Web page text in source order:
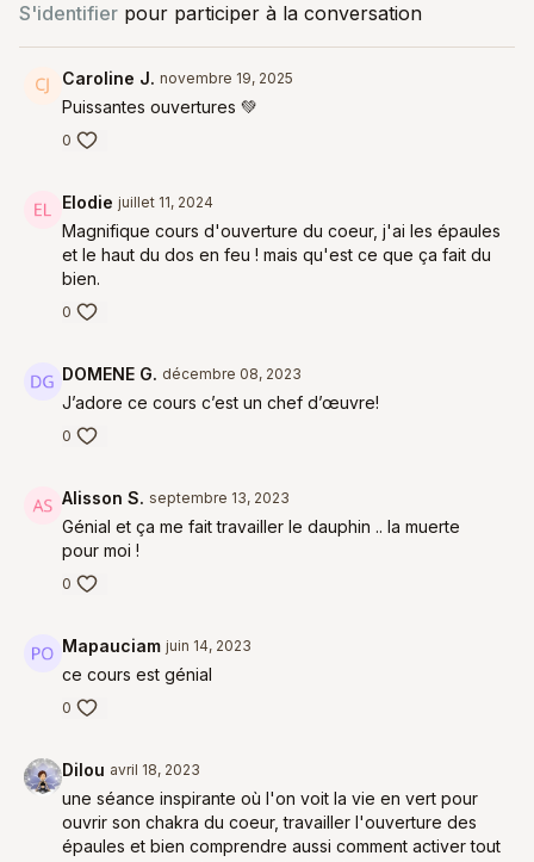
S'identifier pour participer à la conversation
Caroline J. novembre 19, 2025
Puissantes ouvertures 💚
0
Elodie juillet 11, 2024
Magnifique cours d'ouverture du coeur, j'ai les épaules
et le haut du dos en feu ! mais qu'est ce que ça fait du
bien.
0
DOMENE G. décembre 08, 2023
J’adore ce cours c’est un chef d’œuvre!
0
Alisson S. septembre 13, 2023
Génial et ça me fait travailler le dauphin .. la muerte
pour moi !
0
Mapauciam juin 14, 2023
ce cours est génial
0
Dilou avril 18, 2023
une séance inspirante où l'on voit la vie en vert pour
ouvrir son chakra du coeur, travailler l'ouverture des
épaules et bien comprendre aussi comment activer tout